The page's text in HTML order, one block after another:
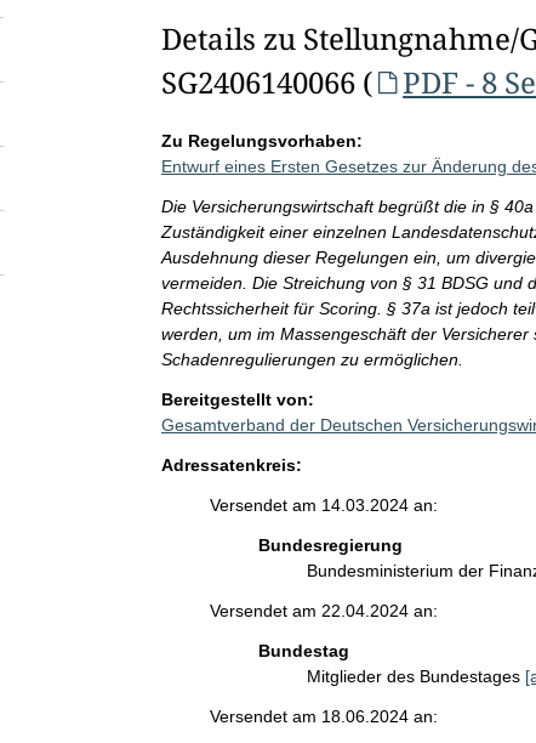
Details zu Stellungnahme/
SG2406140066 (
PDF - 8
Zu Regelungsvorhaben:
Entwurf eines Ersten Gesetzes zur Änderung
Die Versicherungswirtschaft begrüßt die in §
Zuständigkeit einer einzelnen
Ausdehnung dieser Regelungen ein, um
vermeiden. Die Streichung von § 31 BDSG und
Rechtssicherheit für Scoring. § 37a ist jedoch
werden, um im Massengeschäft der
Schadenregulierungen zu ermöglichen.
Bereitgestellt von:
Gesamtverband der Deutschen
Adressatenkreis:
Versendet am 14.03.2024 an:
Bundesregierung
Bundesministerium der
Versendet am 22.04.2024 an:
Bundestag
Mitglieder des Bundestages
Versendet am 18.06.2024 an: